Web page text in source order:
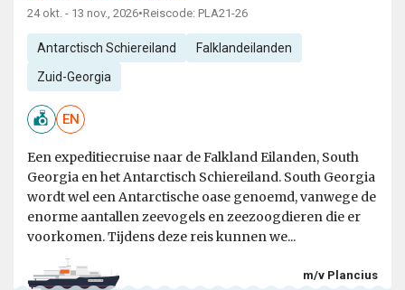
24 okt. - 13 nov., 2026•Reiscode: PLA21-26
Antarctisch Schiereiland Falklandeilanden
Zuid-Georgia
EN
Een expeditiecruise naar de Falkland Eilanden, South
Georgia en het Antarctisch Schiereiland. South Georgia
wordt wel een Antarctische oase genoemd, vanwege de
enorme aantallen zeevogels en zeezoogdieren die er
voorkomen. Tijdens deze reis kunnen we...
m/v Plancius